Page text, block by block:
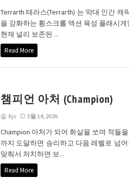
Terrarth 테라스(Terrarth) 는 막대 인간
을 강화하는 횡스크롤 액션 육성 플래시
현재 널리 보존된 ...
Read More
챔피언 아처 (Champion)
Kjs 3월 14, 2026
Champion 아처가 되어 화살을 쏘며 적들
까지 도달하면 승리하고 다음 레벨로 넘
맞춰서 처치하면 보...
Read More